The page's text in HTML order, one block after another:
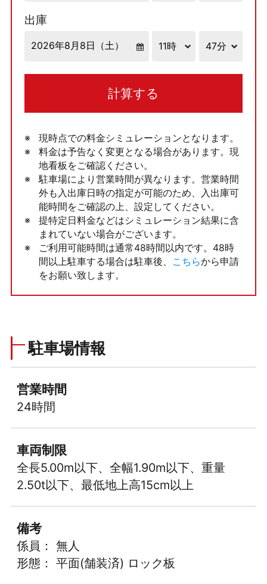
出庫
計算する
現時点での料金シミュレーションとなります。
料金は予告なく変更となる場合があります。現
地看板をご確認ください。
駐車場により営業時間が異なります。営業時間
外も入出庫日時の指定が可能のため、入出庫可
能時間をご確認の上、設定してください。
提特定日料金などはシミュレーション結果に含
まれていない場合がございます。
ご利用可能時間は通常48時間以内です。48時
間以上駐車する場合は駐車後、
こちらから申請
をお願い致します。
駐車場情報
営業時間
24時間
車両制限
全長5.00m以下、全幅1.90m以下、重量
2.50t以下、最低地上高15cm以上
備考
係員： 無人
形態： 平面(舗装済) ロック板